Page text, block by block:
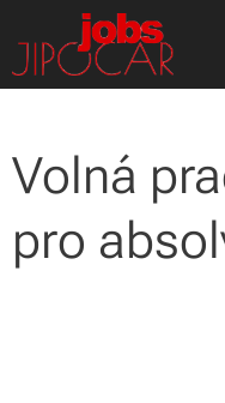
Volná
pro